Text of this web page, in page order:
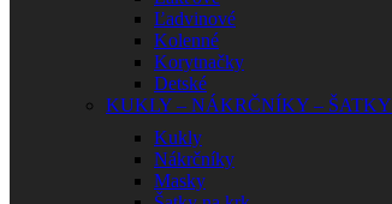
Ľadvinové
Kolenné
Korytnačky
Detské
KUKLY – NÁKRČNÍKY – ŠATKY
Kukly
Nákrčníky
Masky